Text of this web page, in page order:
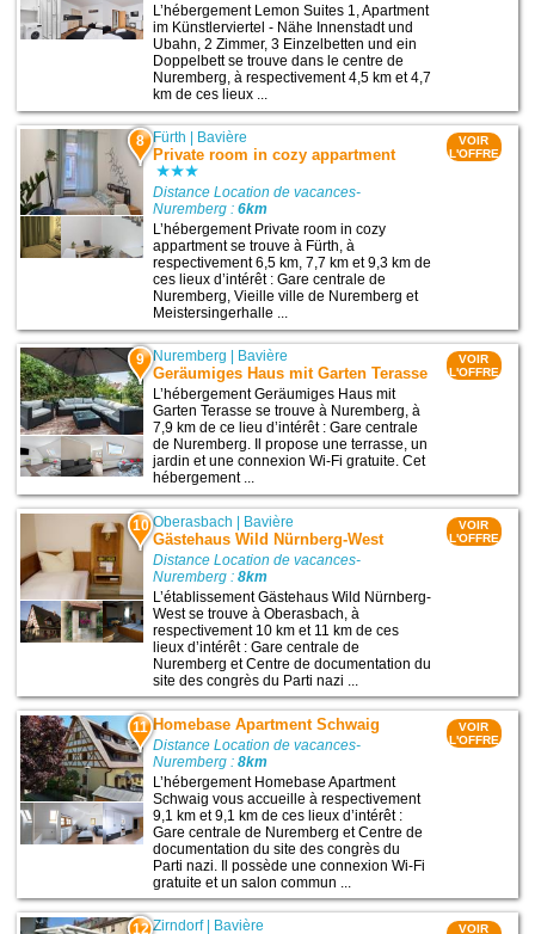
L’hébergement Lemon Suites 1, Apartment
im Künstlerviertel - Nähe Innenstadt und
Ubahn, 2 Zimmer, 3 Einzelbetten und ein
Doppelbett se trouve dans le centre de
Nuremberg, à respectivement 4,5 km et 4,7
km de ces lieux ...
8 Fürth Bavière
Private room in cozy appartment
Distance Location de vacances-
Nuremberg :6km
L’hébergement Private room in cozy
appartment se trouve à Fürth, à
respectivement 6,5 km, 7,7 km et 9,3 km de
ces lieux d’intérêt : Gare centrale de
Nuremberg, Vieille ville de Nuremberg et
Meistersingerhalle ...
VOIR
L'OFFRE
9 Nuremberg Bavière
Geräumiges Haus mit Garten Terasse
L’hébergement Geräumiges Haus mit
Garten Terasse se trouve à Nuremberg, à
7,9 km de ce lieu d’intérêt : Gare centrale
de Nuremberg. Il propose une terrasse, un
jardin et une connexion Wi-Fi gratuite. Cet
hébergement ...
VOIR
L'OFFRE
10 Oberasbach | Bavière
Gästehaus Wild Nürnberg-West
Distance Location de vacances-
Nuremberg :8km
L’établissement Gästehaus Wild Nürnberg-
West se trouve à Oberasbach, à
respectivement 10 km et 11 km de ces
lieux d’intérêt : Gare centrale de
Nuremberg et Centre de documentation du
site des congrès du Parti nazi ...
VOIR
L'OFFRE
11 Homebase Apartment Schwaig
Distance Location de vacances-
Nuremberg :8km
L’hébergement Homebase Apartment
Schwaig vous accueille à respectivement
9,1 km et 9,1 km de ces lieux d’intérêt :
Gare centrale de Nuremberg et Centre de
documentation du site des congrès du
Parti nazi. Il possède une connexion Wi-Fi
gratuite et un salon commun ...
VOIR
L'OFFRE
12 Zirndorf| Bavière VOIR